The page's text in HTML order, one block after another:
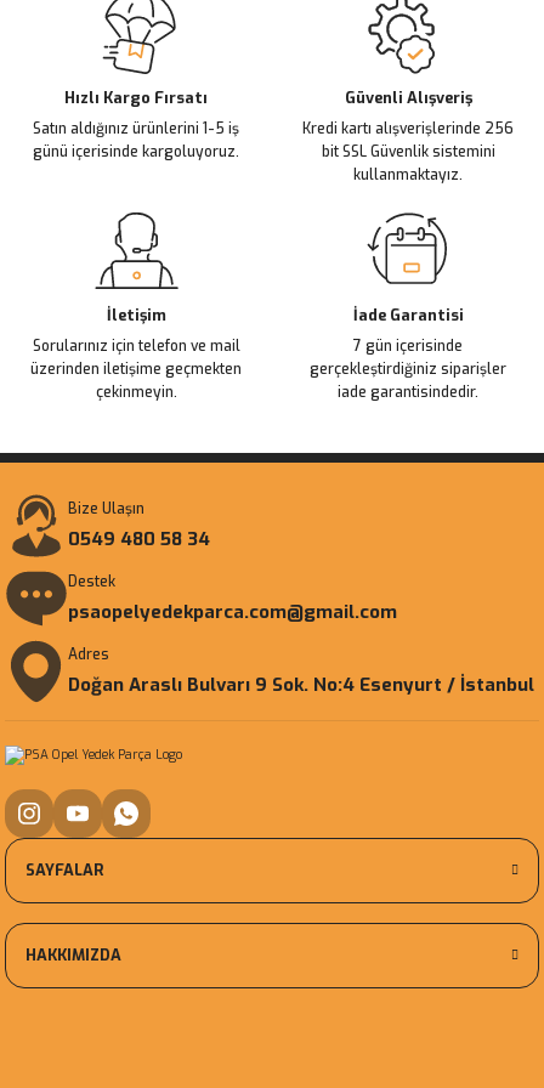
Ürün açıklamasında eksik bilgiler bulunuyor.
Ürün bilgilerinde hatalar bulunuyor.
Ürün fiyatı diğer sitelerden daha pahalı.
Bu ürüne benzer farklı alternatifler olmalı.
Hızlı Kargo Fırsatı
Satın aldığınız ürünlerini 1-5 iş
günü içerisinde kargoluyoruz.
Güvenli Alışveriş
Kredi kartı alışverişlerinde 256
bit SSL Güvenlik sistemini
kullanmaktayız.
İletişim
Sorularınız için telefon ve mail
üzerinden iletişime geçmekten
çekinmeyin.
İade Garantisi
7 gün içerisinde
gerçekleştirdiğiniz siparişler
iade garantisindedir.
Bize Ulaşın
0549 480 58 34
Destek
psaopelyedekparca.com@gmail.com
Adres
Doğan Araslı Bulvarı 9 Sok. No:4 Esenyurt / İstanbul
SAYFALAR
HAKKIMIZDA